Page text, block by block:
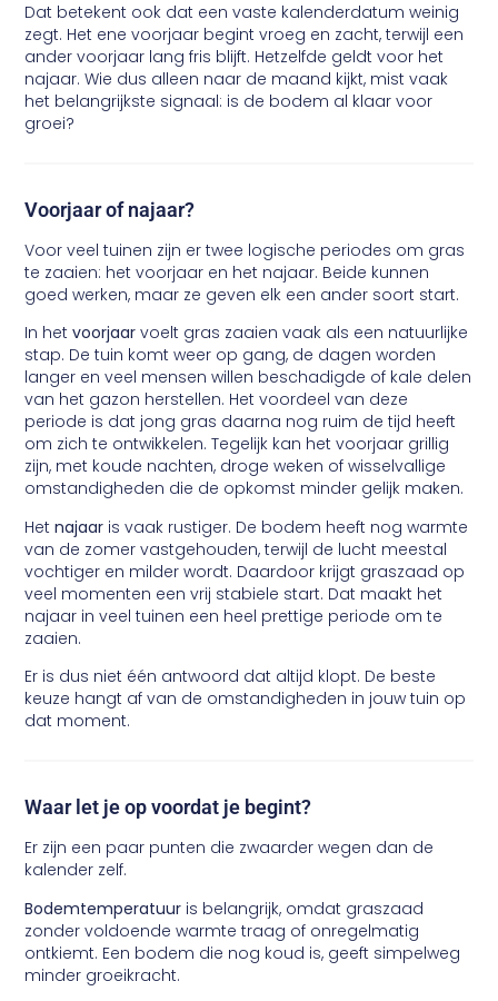
Dat betekent ook dat een vaste kalenderdatum weinig
zegt. Het ene voorjaar begint vroeg en zacht, terwijl een
ander voorjaar lang fris blijft. Hetzelfde geldt voor het
najaar. Wie dus alleen naar de maand kijkt, mist vaak
het belangrijkste signaal: is de bodem al klaar voor
groei?
Voorjaar of najaar?
Voor veel tuinen zijn er twee logische periodes om gras
te zaaien: het voorjaar en het najaar. Beide kunnen
goed werken, maar ze geven elk een ander soort start.
In hetvoorjaar voelt gras zaaien vaak als een natuurlijke
stap. De tuin komt weer op gang, de dagen worden
langer en veel mensen willen beschadigde of kale delen
van het gazon herstellen. Het voordeel van deze
periode is dat jong gras daarna nog ruim de tijd heeft
om zich te ontwikkelen. Tegelijk kan het voorjaar grillig
zijn, met koude nachten, droge weken of wisselvallige
omstandigheden die de opkomst minder gelijk maken.
Hetnajaar is vaak rustiger. De bodem heeft nog warmte
van de zomer vastgehouden, terwijl de lucht meestal
vochtiger en milder wordt. Daardoor krijgt graszaad op
veel momenten een vrij stabiele start. Dat maakt het
najaar in veel tuinen een heel prettige periode om te
zaaien.
Er is dus niet één antwoord dat altijd klopt. De beste
keuze hangt af van de omstandigheden in jouw tuin op
dat moment.
Waar let je op voordat je begint?
Er zijn een paar punten die zwaarder wegen dan de
kalender zelf.
Bodemtemperatuur is belangrijk, omdat graszaad
zonder voldoende warmte traag of onregelmatig
ontkiemt. Een bodem die nog koud is, geeft simpelweg
minder groeikracht.